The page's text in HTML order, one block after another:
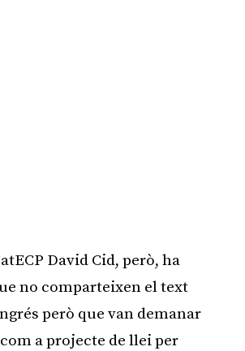
David Cid, però, ha
no comparteixen el text
però que van demanar
a projecte de llei per